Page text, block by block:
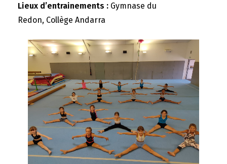
Lieux d’entrainements : Gymnase du
Redon, Collège Andarra